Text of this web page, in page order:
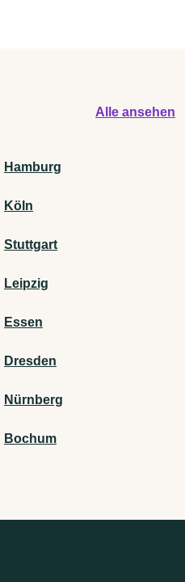
Alle ansehen
Hamburg
Köln
Stuttgart
Leipzig
Essen
Dresden
Nürnberg
Bochum